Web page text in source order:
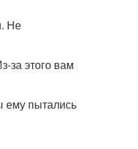
Не
за этого вам
ему пытались